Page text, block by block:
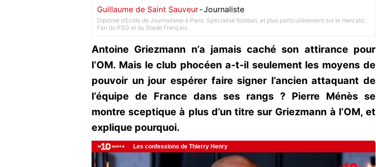
Guillaume de Saint Sauveur-Journaliste
Diplômé d’Ecole de Journalisme à Paris. Spécialisé football, et plus particulièrement sur le mercato.
Fan du PSG et du Stade Français.
Antoine Griezmann n’a jamais caché son attirance pour
l’OM. Mais le club phocéen a-t-il seulement les moyens de
pouvoir un jour espérer faire signer l’ancien attaquant de
l’équipe de France dans ses rangs ? Pierre Ménès se
montre sceptique à plus d’un titre sur Griezmann à l’OM, et
explique pourquoi.